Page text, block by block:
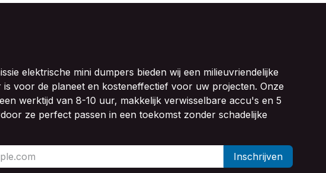
elektrische mini dumpers bieden wij een milieuvriendelijke
is voor de planeet en kosteneffectief voor uw projecten. Onze
werktijd van 8-10 uur, makkelijk verwisselbare accu's en 5
ze perfect passen in een toekomst zonder schadelijke
Inschrijven